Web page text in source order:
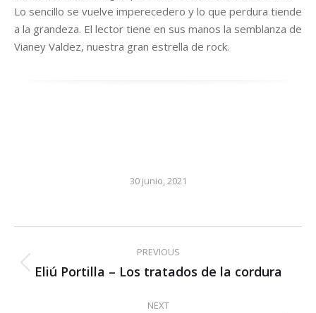
Lo sencillo se vuelve imperecedero y lo que perdura tiende
a la grandeza. El lector tiene en sus manos la semblanza de
Vianey Valdez, nuestra gran estrella de rock.
30 junio, 2021
navigation
PREVIOUS
Previous
Eliú Portilla – Los tratados de la cordura
NEXT